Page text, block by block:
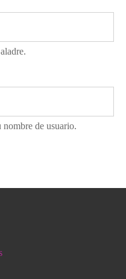
nombre de usuario.